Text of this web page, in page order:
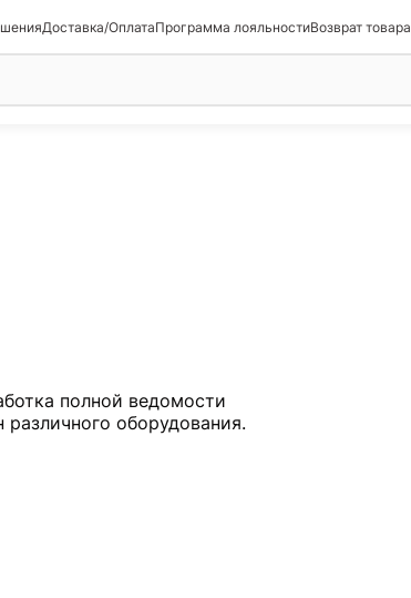
Доставка/ОплатаПрограмма лояльностиВозврат товара
полной ведомости
оборудования.